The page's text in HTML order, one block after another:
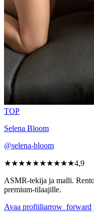
TOP
Selena Bloom
@selena-bloom
★★★★★★★★★★4,9
ASMR-tekija ja malli.
premium-tilaajille.
Avaa profiiliarrow_forward